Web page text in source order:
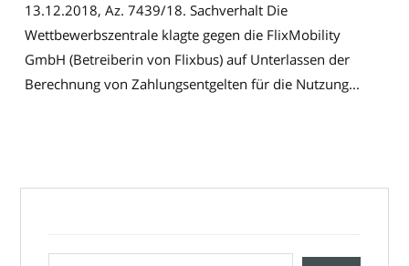
13.12.2018, Az. 7439/18. Sachverhalt Die
Wettbewerbszentrale klagte gegen die FlixMobility
GmbH (Betreiberin von Flixbus) auf Unterlassen der
Berechnung von Zahlungsentgelten für die Nutzung...